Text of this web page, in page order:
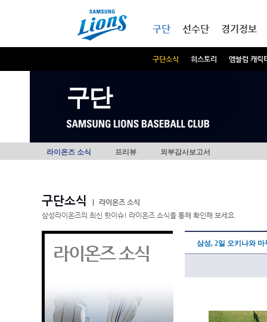
구단
구단소식 히스토리 엠블럼 캐릭
선수단 경기정보
구단
라이온즈 소식 프리뷰 외부감사보고서
구단소식
라이온즈 소식
삼성라이온즈의 최신 핫이슈! 라이온즈 소식을 통해 확인해 보세요.
라이온즈 소식 삼성, 2일 오키나와